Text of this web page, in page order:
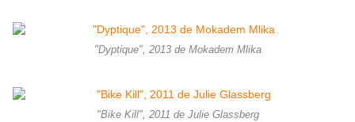
"Dyptique", 2013 de Mokadem Mlika
"Bike Kill", 2011 de Julie Glassberg